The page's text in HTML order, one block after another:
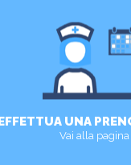
EFFETTUA UNA
Vai alla pagina